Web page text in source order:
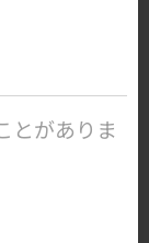
とがありま